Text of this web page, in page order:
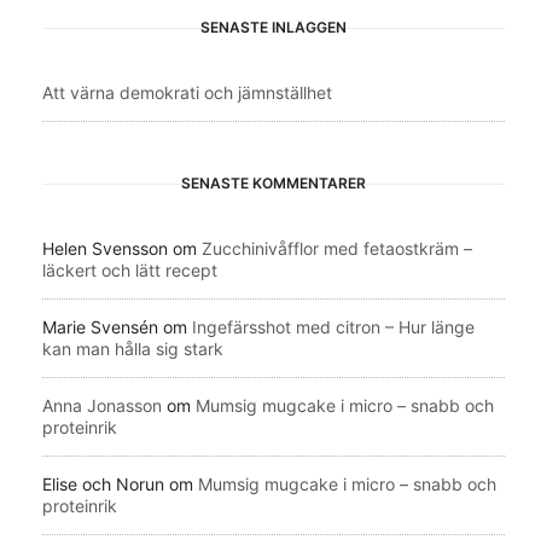
SENASTE INLÄGGEN
Att värna demokrati och jämnställhet
SENASTE KOMMENTARER
Helen Svensson om Zucchinivåfflor med fetaostkräm –
läckert och lätt recept
Marie Svensén om Ingefärsshot med citron – Hur länge
kan man hålla sig stark
Anna Jonasson om Mumsig mugcake i micro – snabb och
proteinrik
Elise och Norun om Mumsig mugcake i micro – snabb och
proteinrik